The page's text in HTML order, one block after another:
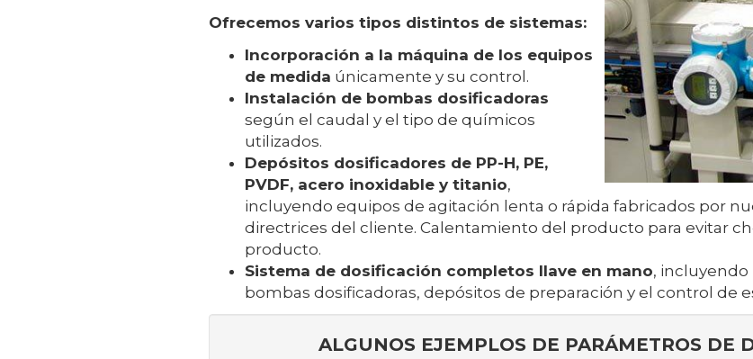
Ofrecemos varios tipos distintos de sistemas:
Incorporación a la máquina de los equipos
de medida únicamente y su control.
Instalación de bombas dosificadoras
según el caudal y el tipo de químicos
utilizados.
Depósitos dosificadores de PP-H, PE,
PVDF, acero inoxidable y titanio,
incluyendo equipos de agitación lenta o rápida fabricados por
directrices del cliente. Calentamiento del producto para evitar
producto.
Sistema de dosificación completos llave en mano,
bombas dosificadoras, depósitos de preparación y el control de
ALGUNOS EJEMPLOS DE PARÁMETROS DE